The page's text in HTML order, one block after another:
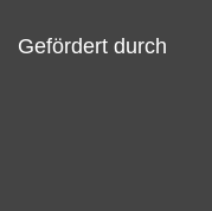
Gefördert durch